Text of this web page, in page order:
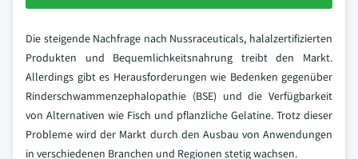
Die steigende Nachfrage nach Nussraceuticals, halalzertifizierten
Produkten und Bequemlichkeitsnahrung treibt den Markt.
Allerdings gibt es Herausforderungen wie Bedenken gegenüber
Rinderschwammenzephalopathie (BSE) und die Verfügbarkeit
von Alternativen wie Fisch und pflanzliche Gelatine. Trotz dieser
Probleme wird der Markt durch den Ausbau von Anwendungen
in verschiedenen Branchen und Regionen stetig wachsen.